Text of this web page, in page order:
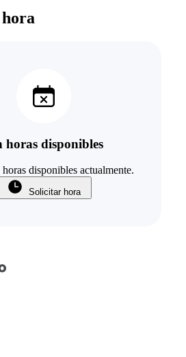
horas disponibles
disponibles actualmente.
Solicitar hora